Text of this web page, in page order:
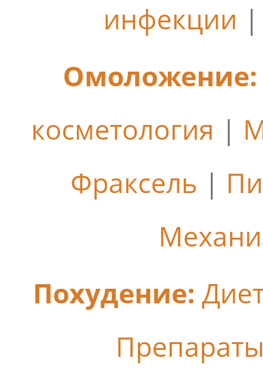
инфекции
Омоложение:
косметология |
Фраксель |
Похудение: